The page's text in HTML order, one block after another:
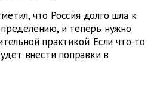
что Россия долго шла к
и теперь нужно
практикой. Если что-то
внести поправки в